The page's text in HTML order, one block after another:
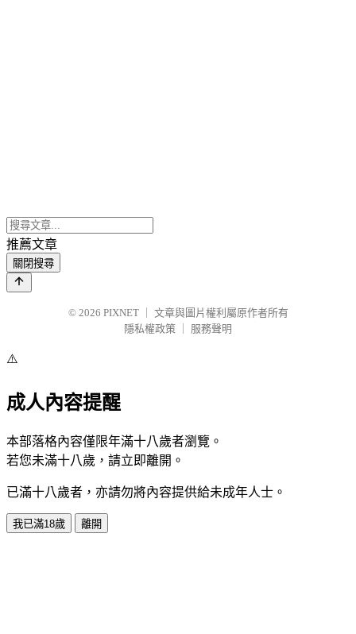
推薦文章
關閉搜尋
© 2026 PIXNET
文章與圖片權利屬原作者所有
隱私權政策
服務聲明
⚠️
成人內容提醒
本部落格內容僅限年滿十八歲者瀏覽。
若您未滿十八歲，請立即離開。
已滿十八歲者，亦請勿將內容提供給未成年人士。
我已滿18歲 離開